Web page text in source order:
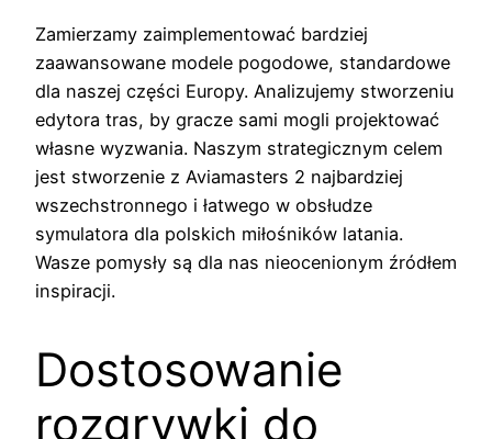
Zamierzamy zaimplementować bardziej
zaawansowane modele pogodowe, standardowe
dla naszej części Europy. Analizujemy stworzeniu
edytora tras, by gracze sami mogli projektować
własne wyzwania. Naszym strategicznym celem
jest stworzenie z Aviamasters 2 najbardziej
wszechstronnego i łatwego w obsłudze
symulatora dla polskich miłośników latania.
Wasze pomysły są dla nas nieocenionym źródłem
inspiracji.
Dostosowanie
rozgrywki do